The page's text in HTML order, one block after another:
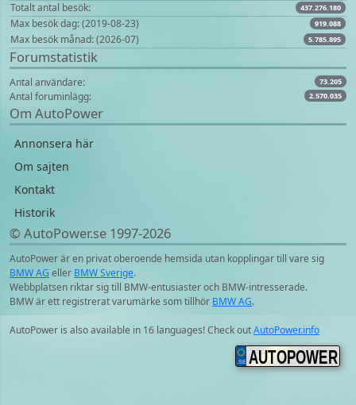
Totalt antal besök: 437.276.180
Max besök dag: (2019-08-23) 919.088
Max besök månad: (2026-07) 5.785.895
Forumstatistik
Antal användare: 73.205
Antal foruminlägg: 2.570.035
Om AutoPower
Annonsera här
Om sajten
Kontakt
Historik
© AutoPower.se 1997‑2026
AutoPower är en privat oberoende hemsida utan kopplingar till vare sig
BMW AG eller BMW Sverige.
Webbplatsen riktar sig till BMW-entusiaster och BMW-intresserade.
BMW är ett registrerat varumärke som tillhör BMW AG.
AutoPower is also available in 16 languages! Check outAutoPower.info
AUTOPOWER